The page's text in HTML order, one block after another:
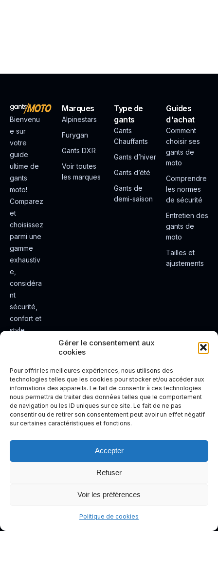
Gérer le consentement aux
cookies
Pour offrir les meilleures expériences, nous utilisons des
technologies telles que les cookies pour stocker et/ou accéder aux
informations des appareils. Le fait de consentir à ces technologies
nous permettra de traiter des données telles que le comportement
de navigation ou les ID uniques sur ce site. Le fait de ne pas
consentir ou de retirer son consentement peut avoir un effet négatif
sur certaines caractéristiques et fonctions.
Accepter
Refuser
Voir les préférences
Politique de cookies
Bienvenu
e sur
votre
guide
ultime de
gants
moto!
Comparez
et
choisissez
parmi une
gamme
exhaustiv
e,
considéra
nt
sécurité,
confort et
style.
e de
conduite
plus sûre
et plus
agréable.
Marques
Alpinestars
Furygan
Gants DXR
Voir toutes
les marques
Type de
gants
Gants
Chauffants
Gants d’hiver
Gants d’été
Gants de
demi-saison
Guides
d'achat
Comment
choisir ses
gants de
moto
Comprendre
les normes
de sécurité
Entretien des
gants de
moto
Tailles et
ajustements